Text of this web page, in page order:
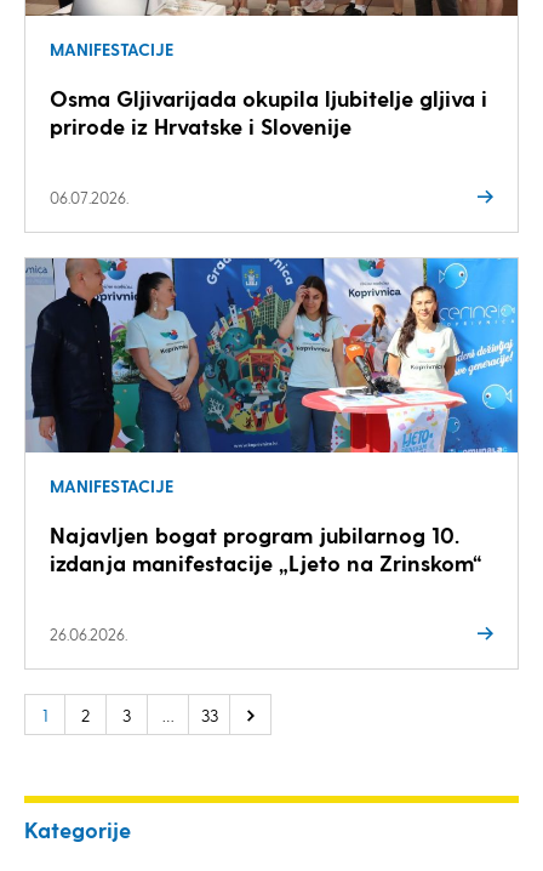
Kategorije
MANIFESTACIJE
Osma Gljivarijada okupila ljubitelje gljiva i
prirode iz Hrvatske i Slovenije
06.07.2026.
MANIFESTACIJE
Najavljen bogat program jubilarnog 10.
izdanja manifestacije „Ljeto na Zrinskom“
26.06.2026.
1 2 3 33